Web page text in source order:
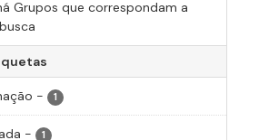
Grupos que correspondam a
- 1
- 1